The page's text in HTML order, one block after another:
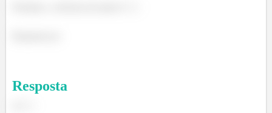
Resposta